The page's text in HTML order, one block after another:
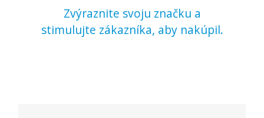
Zvýraznite svoju značku a
stimulujte zákazníka, aby nakúpil.